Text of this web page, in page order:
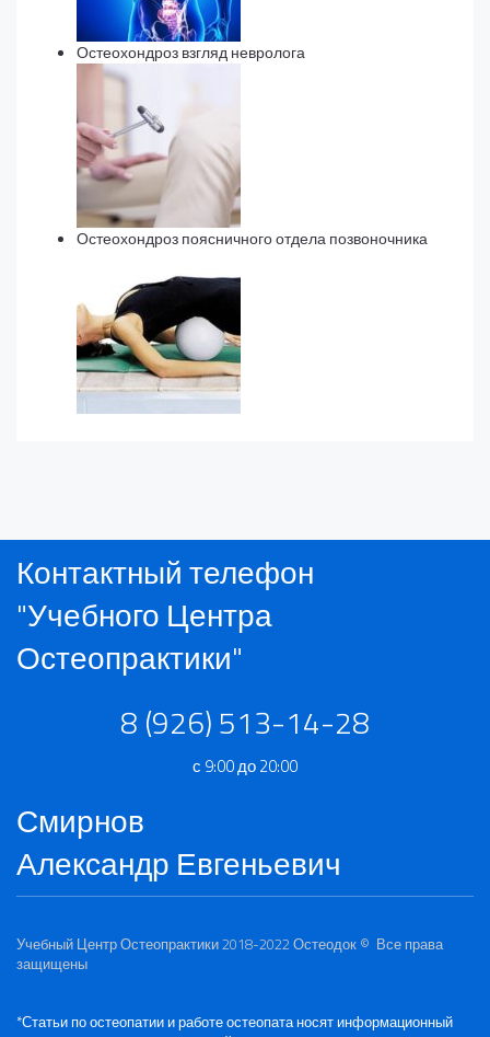
Остеохондроз взгляд невролога
Остеохондроз поясничного отдела позвоночника
Контактный телефон
"Учебного Центра
Остеопрактики"
8 (926) 513-14-28
с 9:00 до 20:00
Смирнов
Александр Евгеньевич
Учебный Центр Остеопрактики 2018-2022 Остеодок © Все права
защищены
*Статьи по остеопатии и работе остеопата носят информационный